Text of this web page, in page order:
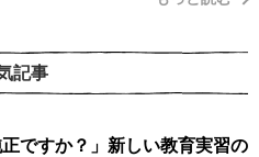
記事
正ですか？」新しい教育実習の